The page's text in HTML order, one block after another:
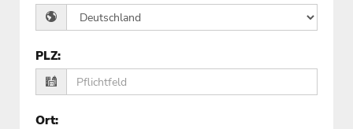
PLZ:
Ort: